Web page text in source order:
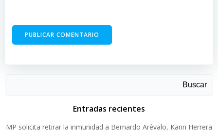
Buscar
Entradas recientes
MP solicita retirar la inmunidad a Bernardo Arévalo, Karin Herrera